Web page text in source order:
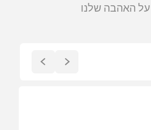
על האהבה שלנו